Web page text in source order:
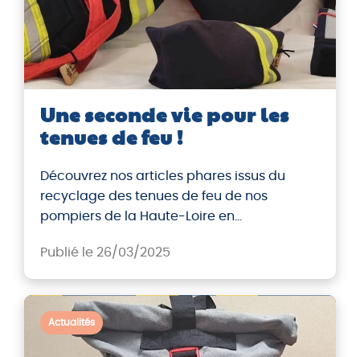
Une seconde vie pour les
tenues de feu !
Découvrez nos articles phares issus du
recyclage des tenues de feu de nos
pompiers de la Haute-Loire en
unique et original dans son genre. Des
produits à l’épreuve du feu !
Publié le 26/03/2025
Actualités